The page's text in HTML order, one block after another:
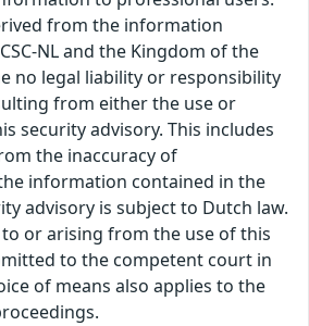
from the information
NL and the Kingdom of the
no legal liability or responsibility
from either the use or
security advisory. This includes
the inaccuracy of
information contained in the
advisory is subject to Dutch law.
or arising from the use of this
to the competent court in
of means also applies to the